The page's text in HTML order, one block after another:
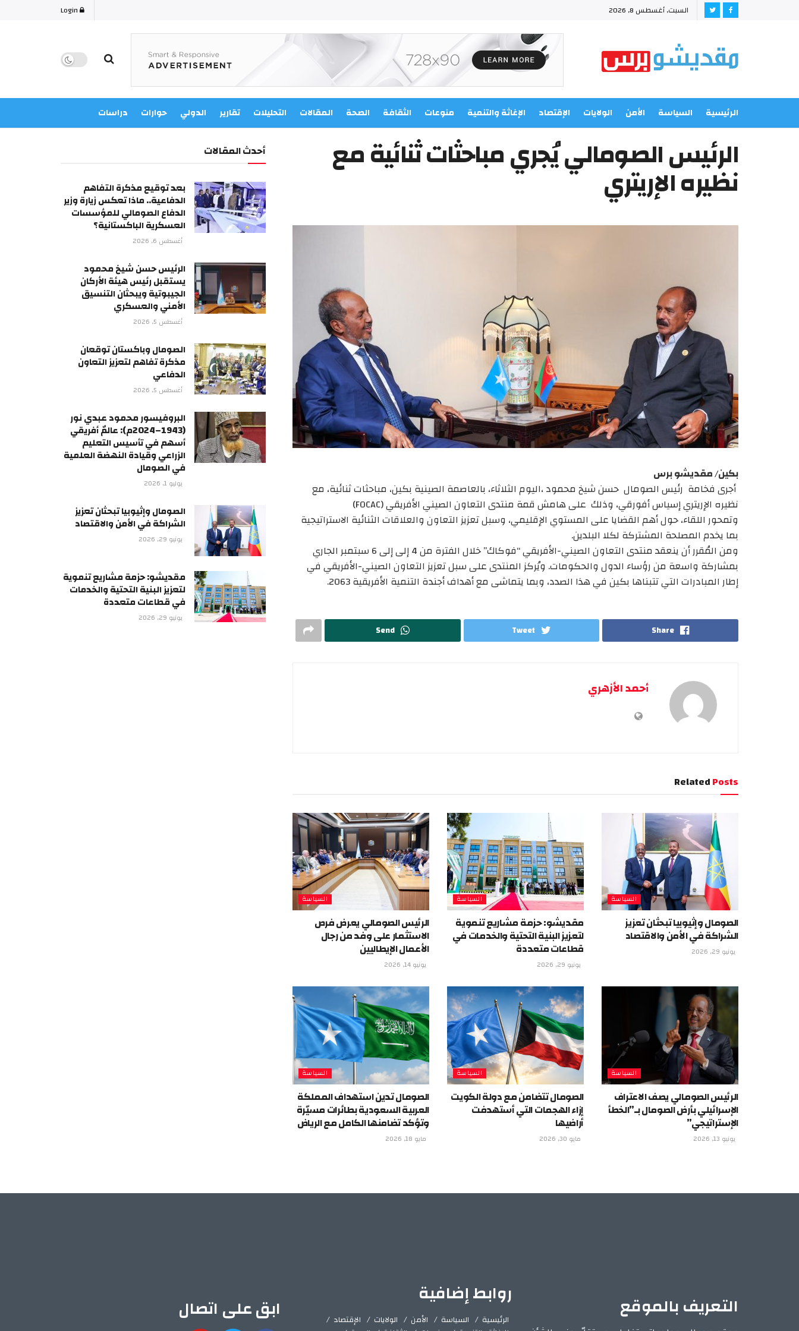
السبت, أغسطس 8, 2026
الرئيسية السياسة الأمن الولايات الإقتصاد الإغاثة والتنمية منوعات الثقافة الصحة المقالات التحليلات تقارير الدولي حوارات دراسات
الرئيس الصومالي يُجري مباحثات ثنائية مع
نظيره الإريتري
بكين/ مقديشو برس
أجرى فخامة رئيس الصومال حسن شيخ محمود ،اليوم الثلاثاء، بالعاصمة الصينية بكين، مباحثات ثنائية، مع
نظيره الإريتري إسياس أفورقي، وذلك على هامش قمة منتدى التعاون الصيني الأفريقي (FOCAC)
وتمحور اللقاء، حول أهم القضايا على المستوي الإقليمي، وسبل تعزيز التعاون والعلاقات الثنائية الاستراتيجية
بما يخدم المصلحة المشتركة لكلا البلدين.
ومن المُقرر أن ينعقد منتدى التعاون الصيني-الأفريقي “فوكاك” خلال الفترة من 4 إلى إلى 6 سبتمبر الجاري
بمشاركة واسعة من رؤساء الدول والحكومات. ويُركز المنتدى على سبل تعزيز التعاون الصيني-الأفريقي في
إطار المبادرات التي تتبناها بكين في هذا الصدد، وبما يتماشى مع أهداف أجندة التنمية الأفريقية 2063.
Share
Tweet
Send
أحمد الأزهري
RelatedPosts
السياسة
الصومال وإثيوبيا تبحثان تعزيز
الشراكة في الأمن والاقتصاد
يونيو 29, 2026
السياسة
مقديشو: حزمة مشاريع تنموية
لتعزيز البنية التحتية والخدمات في
قطاعات متعددة
يونيو 29, 2026
السياسة
الرئيس الصومالي يعرض فرص
الاستثمار على وفد من رجال
الأعمال الإيطاليين
يونيو 14, 2026
السياسة
الرئيس الصومالي يصف الاعتراف
الإسرائيلي بأرض الصومال بـ”الخطأ
الإستراتيجي”
يونيو 13, 2026
السياسة
الصومال تتضامن مع دولة الكويت
إزاء الهجمات التي أستهدفت
أراضيها
مايو 30, 2026
السياسة
الصومال تدين استهداف المملكة
العربية السعودية بطائرات مسيّرة
وتؤكد تضامنها الكامل مع الرياض
مايو 18, 2026
أحدث المقالات
بعد توقيع مذكرة التفاهم
الدفاعية.. ماذا تعكس زيارة وزير
الدفاع الصومالي للمؤسسات
العسكرية الباكستانية؟
أغسطس 6, 2026
الرئيس حسن شيخ محمود
يستقبل رئيس هيئة الأركان
الجيبوتية ويبحثان التنسيق
الأمني والعسكري
أغسطس 5, 2026
الصومال وباكستان توقعان
مذكرة تفاهم لتعزيز التعاون
الدفاعي
أغسطس 5, 2026
البروفيسور محمود عبدي نور
(1943–2024م): عالمٌ أفريقي
أسهم في تأسيس التعليم
الزراعي وقيادة النهضة العلمية
في الصومال
يوليو 1, 2026
الصومال وإثيوبيا تبحثان تعزيز
الشراكة في الأمن والاقتصاد
يونيو 29, 2026
مقديشو: حزمة مشاريع تنموية
لتعزيز البنية التحتية والخدمات
في قطاعات متعددة
يونيو 29, 2026
التعريف بالموقع روابط إضافية
الرئيسية السياسة الأمن الولايات
الإقتصاد
ابق على اتصال